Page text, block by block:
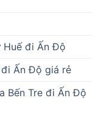
Huế đi Ấn Độ
đi Ấn Độ giá rẻ
Bến Tre đi Ấn Độ